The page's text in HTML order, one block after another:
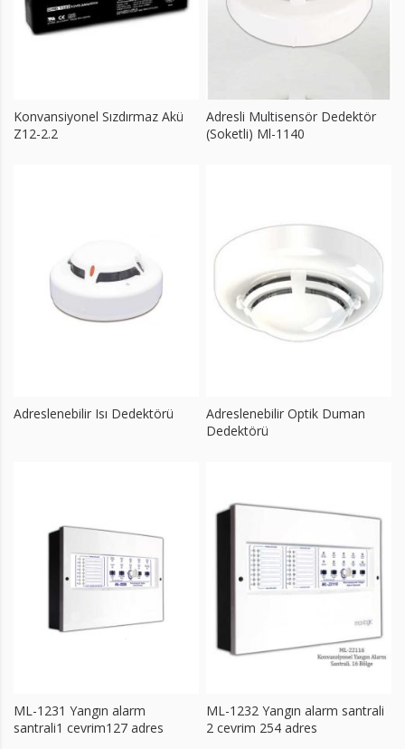
Konvansiyonel Sızdırmaz Akü
Z12-2.2
Adresli Multisensör Dedektör
(Soketli) Ml-1140
Adreslenebilir Isı Dedektörü
Adreslenebilir Optik Duman
Dedektörü
ML-1231 Yangın alarm
santrali1 cevrim127 adres
ML-1232 Yangın alarm santrali
2 cevrim 254 adres